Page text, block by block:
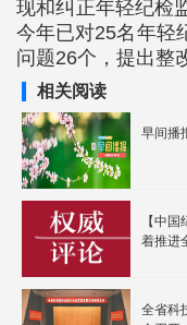
现和纠正年轻纪检
今年已对25名年轻
问题26个，提出整
相关阅读
早间播
【中
着推进
全省科